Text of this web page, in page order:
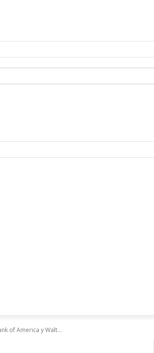
of America y Walt...